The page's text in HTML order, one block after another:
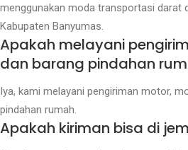
menggunakan moda transportasi darat
Kabupaten Banyumas.
Apakah melayani
dan barang pindahan
Iya, kami melayani pengiriman motor,
pindahan rumah.
Apakah kiriman bisa di